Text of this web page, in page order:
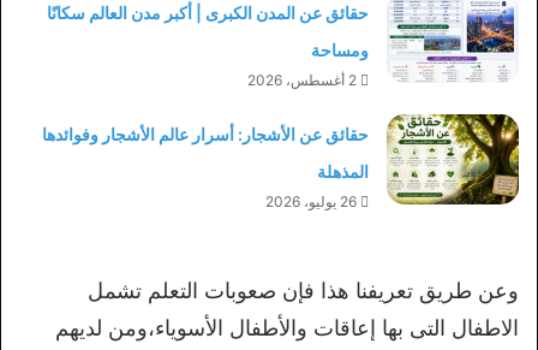
حقائق عن المدن الكبرى | أكبر مدن العالم سكانًا
ومساحة
2 أغسطس، 2026
حقائق عن الأشجار: أسرار عالم الأشجار وفوائدها
المذهلة
26 يوليو، 2026
وعن طريق تعريفنا هذا فإن صعوبات التعلم تشمل
الاطفال التى بها إعاقات والأطفال الأسوياء،ومن لديهم